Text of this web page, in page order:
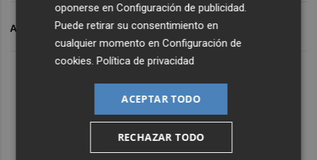
ARCHIVADO EN PER IBEX 35 BOLSA ESPAÑOLA
oponerse enConfiguración de publicidad
Puede retirar su consentimiento en
cualquier momento enConfiguración de
cookies .Política de privacidad
ACEPTAR TODO
RECHAZAR TODO